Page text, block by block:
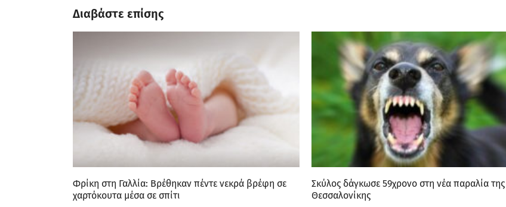
Διαβάστε επίσης
Φρίκη στη Γαλλία: Βρέθηκαν πέντε νεκρά βρέφη σε
χαρτόκουτα μέσα σε σπίτι
Σκύλος δάγκωσε 59χρονο στη νέα παραλία της
Θεσσαλονίκης